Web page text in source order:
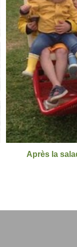
Après la